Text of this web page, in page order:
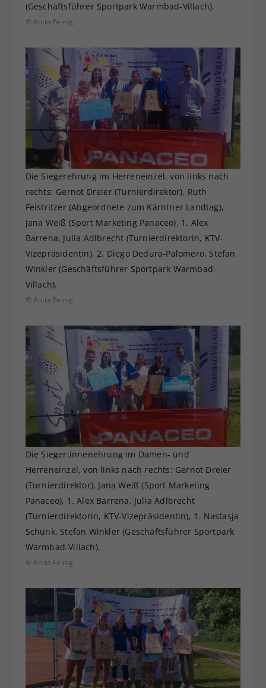
(Geschäftsführer Sportpark Warmbad-Villach).
© Anita Feinig
Die Siegerehrung im Herreneinzel, von links nach
rechts: Gernot Dreier (Turnierdirektor), Ruth
Feistritzer (Abgeordnete zum Kärntner Landtag),
Jana Weiß (Sport Marketing Panaceo), 1. Alex
Barrena, Julia Adlbrecht (Turnierdirektorin, KTV-
Vizepräsidentin), 2. Diego Dedura-Palomero, Stefan
Winkler (Geschäftsführer Sportpark Warmbad-
Villach).
© Anita Feinig
Die Sieger:innenehrung im Damen- und
Herreneinzel, von links nach rechts: Gernot Dreier
(Turnierdirektor), Jana Weiß (Sport Marketing
Panaceo), 1. Alex Barrena, Julia Adlbrecht
(Turnierdirektorin, KTV-Vizepräsidentin), 1. Nastasja
Schunk, Stefan Winkler (Geschäftsführer Sportpark
Warmbad-Villach).
© Anita Feinig